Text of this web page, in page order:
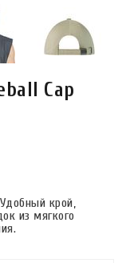
Cap
крой,
из мягкого